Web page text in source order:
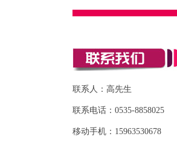
联系人：高先生
联系电话：0535-8858025
移动手机：15963530678